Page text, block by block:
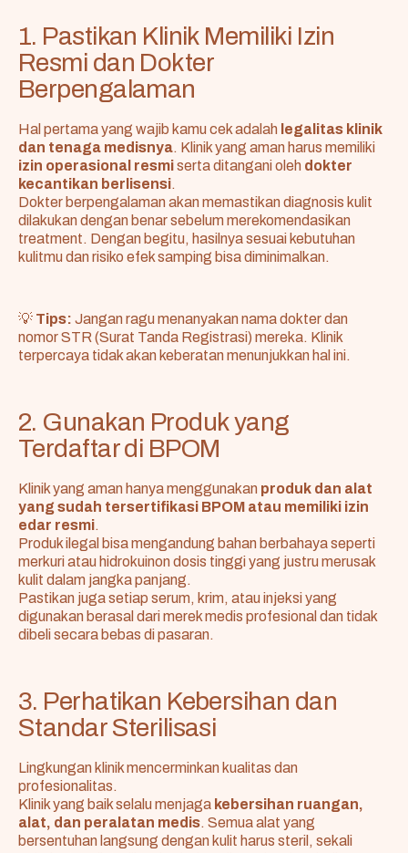
1. Pastikan Klinik Memiliki Izin
Resmi dan Dokter
Berpengalaman
Hal pertama yang wajib kamu cek adalah legalitas klinik
dan tenaga medisnya. Klinik yang aman harus memiliki
izin operasional resmiserta ditangani oleh dokter
kecantikan berlisensi.
Dokter berpengalaman akan memastikan diagnosis kulit
dilakukan dengan benar sebelum merekomendasikan
treatment. Dengan begitu, hasilnya sesuai kebutuhan
kulitmu dan risiko efek samping bisa diminimalkan.
💡 Tips: Jangan ragu menanyakan nama dokter dan
nomor STR (Surat Tanda Registrasi) mereka. Klinik
terpercaya tidak akan keberatan menunjukkan hal ini.
2. Gunakan Produk yang
Terdaftar di BPOM
Klinik yang aman hanya menggunakan produk dan alat
yang sudah tersertifikasi BPOM atau memiliki izin
edar resmi.
Produk ilegal bisa mengandung bahan berbahaya seperti
merkuri atau hidrokuinon dosis tinggi yang justru merusak
kulit dalam jangka panjang.
Pastikan juga setiap serum, krim, atau injeksi yang
digunakan berasal dari merek medis profesional dan tidak
dibeli secara bebas di pasaran.
3. Perhatikan Kebersihan dan
Standar Sterilisasi
Lingkungan klinik mencerminkan kualitas dan
profesionalitas.
Klinik yang baik selalu menjaga kebersihan ruangan,
alat, dan peralatan medis. Semua alat yang
bersentuhan langsung dengan kulit harus steril, sekali